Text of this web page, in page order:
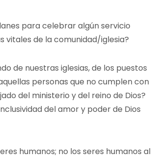
para celebrar algún servicio
vitales de la comunidad/iglesia?
de nuestras iglesias, de los puestos
personas que no cumplen con
del ministerio y del reino de Dios?
del amor y poder de Dios
humanos; no los seres humanos al